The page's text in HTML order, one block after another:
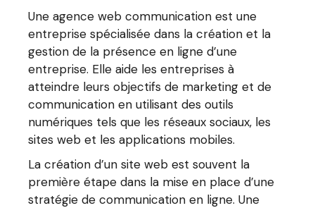
Une agence web communication est une
entreprise spécialisée dans la création et la
gestion de la présence en ligne d’une
entreprise. Elle aide les entreprises à
atteindre leurs objectifs de marketing et de
communication en utilisant des outils
numériques tels que les réseaux sociaux, les
sites web et les applications mobiles.
La création d’un site web est souvent la
première étape dans la mise en place d’une
stratégie de communication en ligne. Une